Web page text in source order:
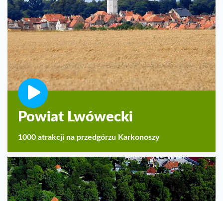
Powiat Lwówecki
1000 atrakcji na przedgórzu Karkonoszy